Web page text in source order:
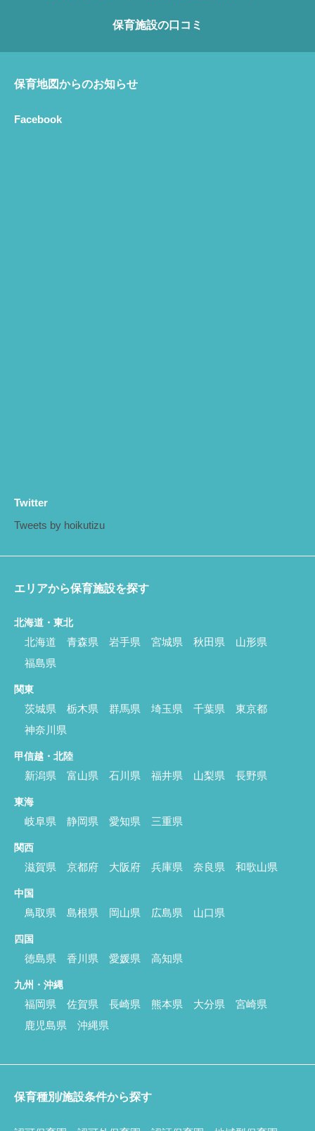
保育施設の口コミ
保育地図からのお知らせ
Facebook
Twitter
Tweets by hoikutizu
エリアから保育施設を探す
北海道・東北
北海道 青森県 岩手県 宮城県 秋田県
山形県
福島県
関東
茨城県 栃木県 群馬県 埼玉県 千葉県
東京都
神奈川県
甲信越・北陸
新潟県 富山県 石川県 福井県 山梨県 長野県
東海
岐阜県 静岡県 愛知県 三重県
関西
滋賀県 京都府 大阪府 兵庫県 奈良県 和歌山県
中国
鳥取県 島根県 岡山県 広島県 山口県
四国
徳島県 香川県 愛媛県 高知県
九州・沖縄
福岡県 佐賀県 長崎県 熊本県 大分県
宮崎県
鹿児島県
沖縄県
保育種別/施設条件から探す